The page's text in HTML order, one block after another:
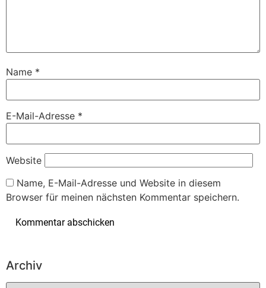
Name *
E-Mail-Adresse *
Website
Name, E-Mail-Adresse und Website in diesem
Browser für meinen nächsten Kommentar speichern.
Archiv